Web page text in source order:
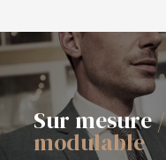
Sur mesure/
modulable